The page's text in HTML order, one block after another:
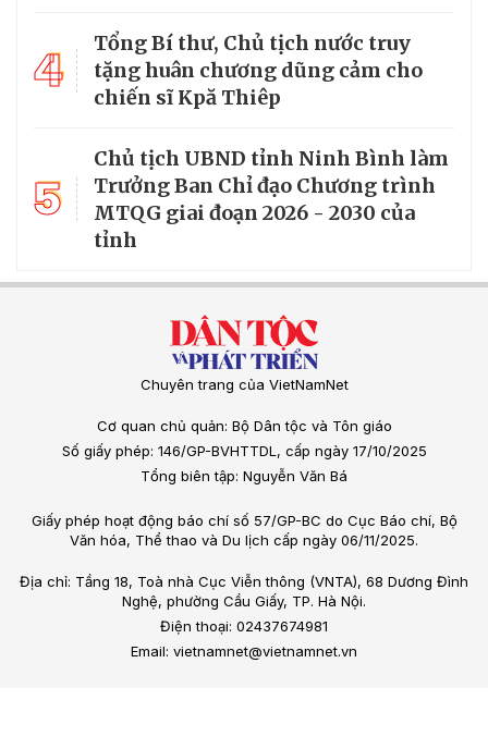
4
Tổng Bí thư, Chủ tịch nước truy
tặng huân chương dũng cảm cho
chiến sĩ Kpă Thiêp
5
Chủ tịch UBND tỉnh Ninh Bình làm
Trưởng Ban Chỉ đạo Chương trình
MTQG giai đoạn 2026 - 2030 của
tỉnh
Chuyên trang của VietNamNet
Cơ quan chủ quản: Bộ Dân tộc và Tôn giáo
Số giấy phép: 146/GP-BVHTTDL, cấp ngày 17/10/2025
Tổng biên tập: Nguyễn Văn Bá
Giấy phép hoạt động báo chí số 57/GP-BC do Cục Báo chí, Bộ
Văn hóa, Thể thao và Du lịch cấp ngày 06/11/2025.
Địa chỉ: Tầng 18, Toà nhà Cục Viễn thông (VNTA), 68 Dương Đình
Nghệ, phường Cầu Giấy, TP. Hà Nội.
Điện thoại: 02437674981
Email: vietnamnet@vietnamnet.vn